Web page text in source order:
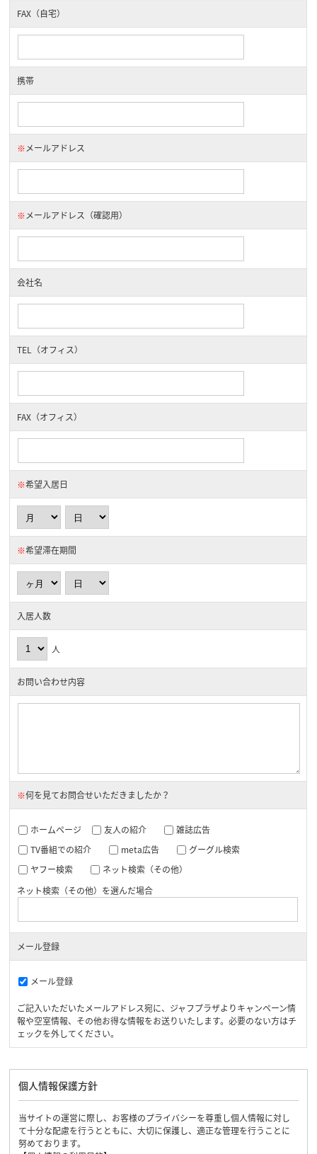
FAX（自宅）
携帯
※メールアドレス
※メールアドレス（確認用）
会社名
TEL（オフィス）
FAX（オフィス）
※希望入居日
※希望滞在期間
入居人数
人
お問い合わせ内容
※何を見てお問合せいただきましたか？
ホームページ 友人の紹介
雑誌広告
TV番組での紹介
meta広告
グーグル検索
ヤフー検索
ネット検索（その他）
ネット検索（その他）を選んだ場合
メール登録
メール登録
ご記入いただいたメールアドレス宛に、ジャフプラザよりキャンペーン情
報や空室情報、その他お得な情報をお送りいたします。必要のない方はチ
ェックを外してください。
個人情報保護方針
当サイトの運営に際し、お客様のプライバシーを尊重し個人情報に対し
て十分な配慮を行うとともに、大切に保護し、適正な管理を行うことに
努めております。